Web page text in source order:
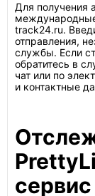
Для получения
track24.ru.
отправления,
службы. Если
обратитесь в
чат или по
и контактные